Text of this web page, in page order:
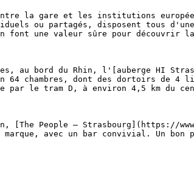
la gare et les institutions
ou partagés, disposent tous
font une valeur sûre pour découvrir
au bord du Rhin, l'[auberge HI
64 chambres, dont des dortoirs de
par le tram D, à environ 4,5 km du
People – Strasbourg](https://
avec un bar convivial. Un